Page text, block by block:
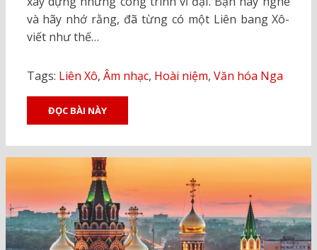
và hãy nhớ rằng, đã từng có một Liên bang Xô-
viết như thế…
Tags: Liên Xô, Âm nhạc, Hoài niệm, Văn hóa Nga
ĐỌC BÀI NÀY